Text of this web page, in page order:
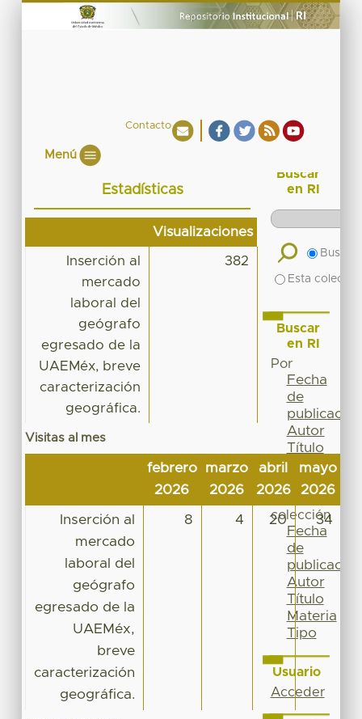
Contacto
Menú
Estadísticas
Visualizaciones
Inserción al
mercado
laboral del
geógrafo
egresado de la
UAEMéx, breve
caracterización
geográfica.
382
Visitas al mes
febrero
2026
marzo
2026
abril
2026
mayo
2026
Inserción al
mercado
laboral del
geógrafo
egresado de la
UAEMéx,
breve
caracterización
geográfica.
8 4 20 34
Buscar
en RI
Buscar
Esta
Buscar
en RI
Por
Fecha
de
publicación
Autor
Título
Materia
Tipo
colección
Fecha
de
publicación
Autor
Título
Materia
Tipo
Usuario
Acceder